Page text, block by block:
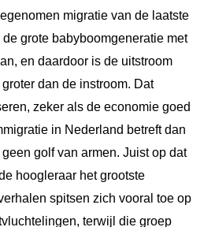
migratie van de laatste
de grote babyboomgeneratie met
en daardoor is de uitstroom
dan de instroom. Dat
zeker als de economie goed
in Nederland betreft dan
golf van armen. Juist op dat
hoogleraar het grootste
spitsen zich vooral toe op
terwijl die groep